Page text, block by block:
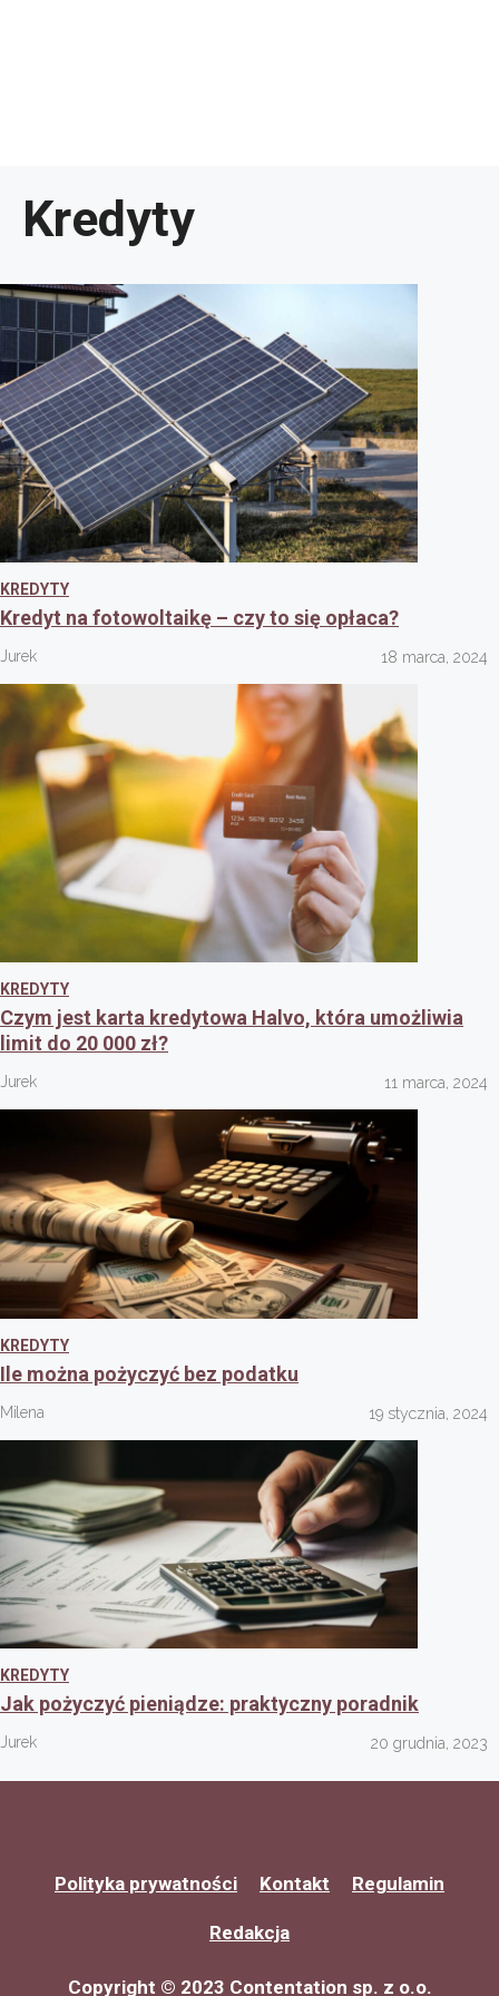
Kredyty
KREDYTY
Kredyt na fotowoltaikę – czy to się opłaca?
Jurek 18 marca, 2024
KREDYTY
Czym jest karta kredytowa Halvo, która umożliwia
limit do 20 000 zł?
Jurek 11 marca, 2024
KREDYTY
Ile można pożyczyć bez podatku
Milena 19 stycznia, 2024
KREDYTY
Jak pożyczyć pieniądze: praktyczny poradnik
Jurek 20 grudnia, 2023
Polityka prywatności Kontakt Regulamin
Redakcja
Copyright © 2023 Contentation sp. z o.o.